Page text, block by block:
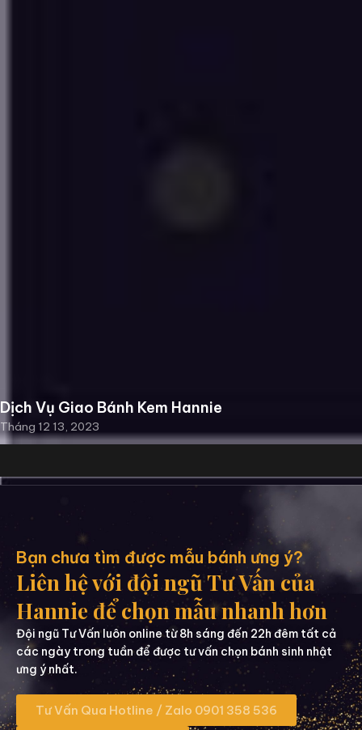
Dịch Vụ Giao Bánh Kem Hannie
Tháng 12 13, 2023
Bạn chưa tìm được mẫu bánh ưng ý?
Liên hệ với đội ngũ Tư Vấn của
Hannie để chọn mẫu nhanh hơn
Đội ngũ Tư Vấn luôn online từ 8h sáng đến 22h đêm tất cả
các ngày trong tuần để được tư vấn chọn bánh sinh nhật
ưng ý nhất.
Tư Vấn Qua Hotline / Zalo 0901 358 536